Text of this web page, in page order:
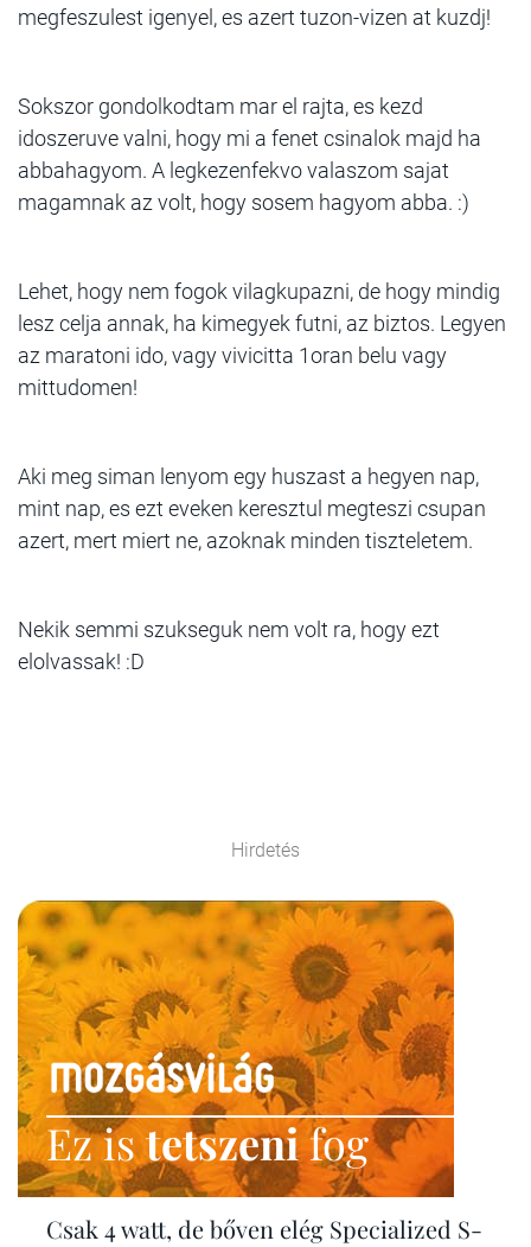
megfeszulest igenyel, es azert tuzon-vizen at kuzdj!
Sokszor gondolkodtam mar el rajta, es kezd
idoszeruve valni, hogy mi a fenet csinalok majd ha
abbahagyom. A legkezenfekvo valaszom sajat
magamnak az volt, hogy sosem hagyom abba. :)
Lehet, hogy nem fogok vilagkupazni, de hogy mindig
lesz celja annak, ha kimegyek futni, az biztos. Legyen
az maratoni ido, vagy vivicitta 1oran belu vagy
mittudomen!
Aki meg siman lenyom egy huszast a hegyen nap,
mint nap, es ezt eveken keresztul megteszi csupan
azert, mert miert ne, azoknak minden tiszteletem.
Nekik semmi szukseguk nem volt ra, hogy ezt
elolvassak! :D
Hirdetés
Ez istetszenifog
Csak 4 watt, de bőven elég Specialized S-